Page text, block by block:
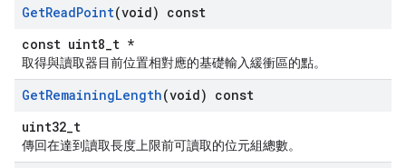
GetReadPoint(void) const
const uint8_t *
取得與讀取器目前位置相對應的基礎輸入緩衝區的點。
GetRemainingLength(void) const
uint32_t
傳回在達到讀取長度上限前可讀取的位元組總數。